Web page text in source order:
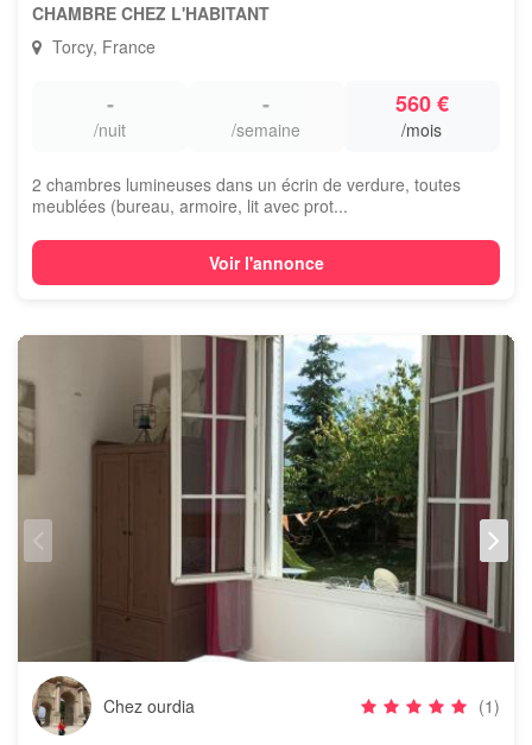
CHAMBRE CHEZ L'HABITANT
Torcy, France
-
/nuit
-
/semaine
560 €
/mois
2 chambres lumineuses dans un écrin de verdure, toutes
meublées (bureau, armoire, lit avec prot...
Voir l'annonce
Chez ourdia (1)